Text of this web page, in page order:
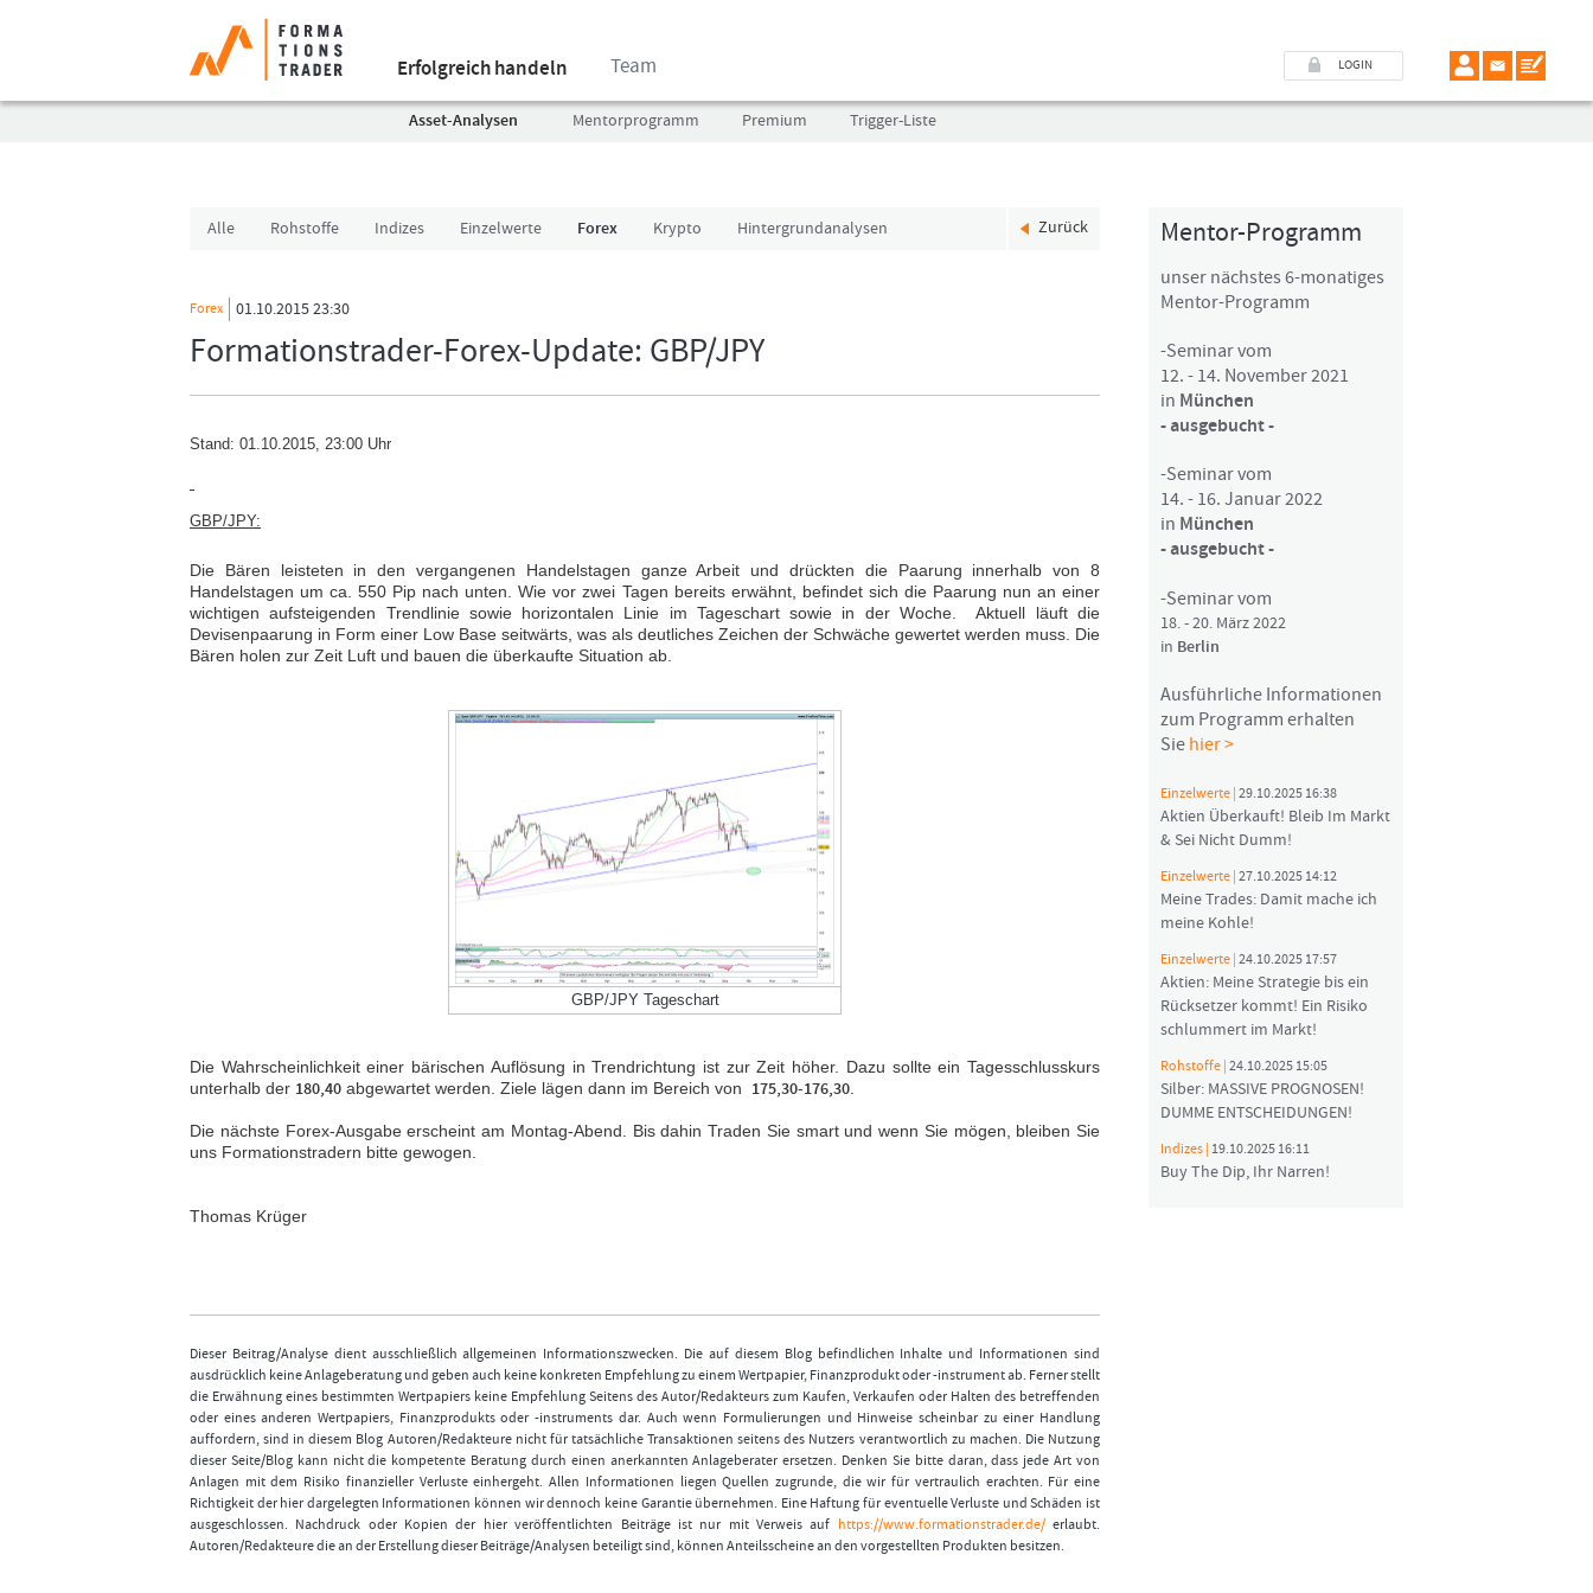
Erfolgreich handeln Team LOGIN
Asset-Analysen Mentorprogramm Premium Trigger-Liste
Alle Rohstoffe Indizes Einzelwerte Forex Krypto Hintergrundanalysen
Forex 01.10.2015 23:30
Formationstrader-Forex-Update: GBP/JPY
Stand: 01.10.2015, 23:00 Uhr
GBP/JPY:
Die Bären leisteten in den vergangenen Handelstagen ganze Arbeit und drückten die Paarung innerhalb von 8
Handelstagen um ca. 550 Pip nach unten. Wie vor zwei Tagen bereits erwähnt, befindet sich die Paarung nun an einer
wichtigen aufsteigenden Trendlinie sowie horizontalen Linie im Tageschart sowie in der Woche. Aktuell läuft die
Devisenpaarung in Form einer Low Base seitwärts, was als deutliches Zeichen der Schwäche gewertet werden muss. Die
Bären holen zur Zeit Luft und bauen die überkaufte Situation ab.
GBP/JPY Tageschart
Die Wahrscheinlichkeit einer bärischen Auflösung in Trendrichtung ist zur Zeit höher. Dazu sollte ein Tagesschlusskurs
unterhalb der 180,40 abgewartet werden. Ziele lägen dann im Bereich von 175,30-176,30
Die nächste Forex-Ausgabe erscheint am Montag-Abend. Bis dahin Traden Sie smart und wenn Sie mögen, bleiben Sie
uns Formationstradern bitte gewogen.
Thomas Krüger
Zurück
Dieser Beitrag/Analyse dient ausschließlich allgemeinen Informationszwecken. Die auf diesem Blog befindlichen Inhalte und Informationen sind
ausdrücklich keine Anlageberatung und geben auch keine konkreten Empfehlung zu einem Wertpapier, Finanzprodukt oder -instrument ab. Ferner stellt
die Erwähnung eines bestimmten Wertpapiers keine Empfehlung Seitens des Autor/Redakteurs zum Kaufen, Verkaufen oder Halten des betreffenden
oder eines anderen Wertpapiers, Finanzprodukts oder -instruments dar. Auch wenn Formulierungen und Hinweise scheinbar zu einer Handlung
auffordern, sind in diesem Blog Autoren/Redakteure nicht für tatsächliche Transaktionen seitens des Nutzers verantwortlich zu machen. Die Nutzung
dieser Seite/Blog kann nicht die kompetente Beratung durch einen anerkannten Anlageberater ersetzen. Denken Sie bitte daran, dass jede Art von
Anlagen mit dem Risiko finanzieller Verluste einhergeht. Allen Informationen liegen Quellen zugrunde, die wir für vertraulich erachten. Für eine
Richtigkeit der hier dargelegten Informationen können wir dennoch keine Garantie übernehmen. Eine Haftung für eventuelle Verluste und Schäden ist
ausgeschlossen. Nachdruck oder Kopien der hier veröffentlichten Beiträge ist nur mit Verweis auf https://www.formationstrader.de/erlaubt.
Autoren/Redakteure die an der Erstellung dieser Beiträge/Analysen beteiligt sind, können Anteilsscheine an den vorgestellten Produkten besitzen.
Mentor-Programm
unser nächstes 6-monatiges
Mentor-Programm
-Seminar vom
12. - 14. November 2021
in München
- ausgebucht -
-Seminar vom
14. - 16. Januar 2022
in München
- ausgebucht -
-Seminar vom
18. - 20. März 2022
in Berlin
Ausführliche Informationen
zum Programm erhalten
Sie hier >
Einzelwerte | 29.10.2025 16:38
Aktien Überkauft! Bleib Im Markt
& Sei Nicht Dumm!
Einzelwerte | 27.10.2025 14:12
Meine Trades: Damit mache ich
meine Kohle!
Einzelwerte | 24.10.2025 17:57
Aktien: Meine Strategie bis ein
Rücksetzer kommt! Ein Risiko
schlummert im Markt!
Rohstoffe | 24.10.2025 15:05
Silber: MASSIVE PROGNOSEN!
DUMME ENTSCHEIDUNGEN!
Indizes | 19.10.2025 16:11
Buy The Dip, Ihr Narren!
bleiben
LOGIN
Sie
unten
auf
„Formationstrader
finden
WERDEN